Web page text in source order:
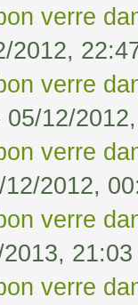
verre
2012,
verre
05/12/
verre
12/2012,
verre
21:03
verre